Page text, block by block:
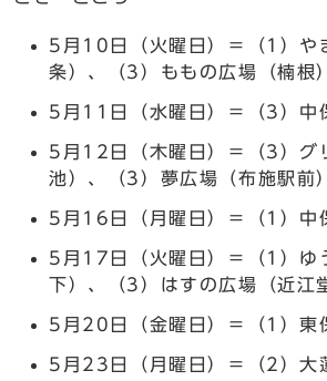
5月10日（火曜日）＝（1）や
条）、（3）ももの広場（楠根）
5月11日（水曜日）＝（3）中
5月12日（木曜日）＝（3）グ
池）、（3）夢広場（布施駅前）
5月16日（月曜日）＝（1）中
5月17日（火曜日）＝（1）ゆ
下）、（3）はすの広場（近江
5月20日（金曜日）＝（1）東
5月23日（月曜日）＝（2）大